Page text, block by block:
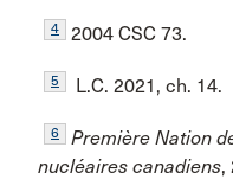
4 2004 CSC 73.
5 L.C. 2021, ch. 14.
6
Première Nation
nucléaires canadiens,